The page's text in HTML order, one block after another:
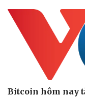
Bitcoin hôm nay